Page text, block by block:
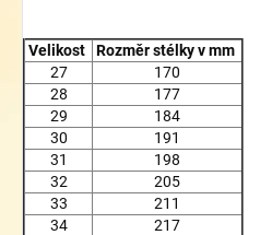
Velikost
Rozměr stélky v mm
27
170
28
177
29
184
30
191
31
198
32
205
33
211
34
217